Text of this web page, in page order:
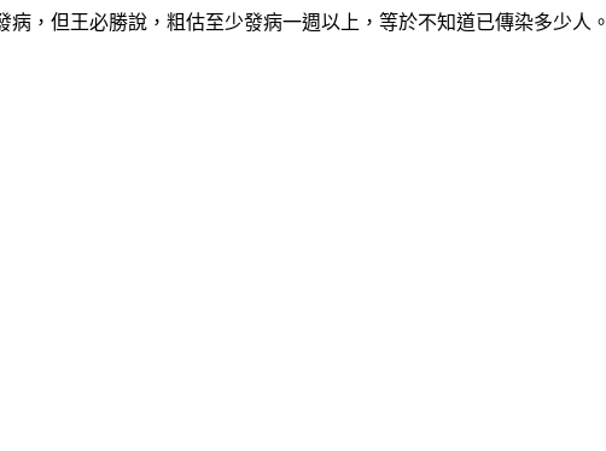
，但王必勝說，粗估至少發病一週以上，等於不知道已傳染多少人。